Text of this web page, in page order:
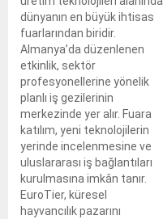
dünyanın en büyük ihtisas
fuarlarından biridir.
Almanya’da düzenlenen
etkinlik, sektör
profesyonellerine yönelik
planlı iş gezilerinin
merkezinde yer alır. Fuara
katılım, yeni teknolojilerin
yerinde incelenmesine ve
uluslararası iş bağlantıları
kurulmasına imkân tanır.
EuroTier, küresel
hayvancılık pazarını